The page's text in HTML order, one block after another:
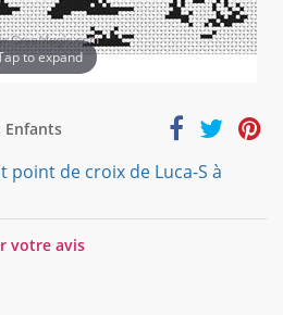
to expand
Enfants
point de croix de Luca-S à
votre avis